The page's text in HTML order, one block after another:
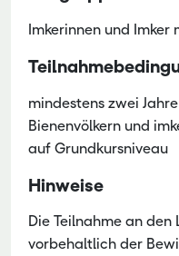
Imkerinnen und
mindestens zwei
Bienenvölkern und
auf Grundkursniveau
Hinweise
Die Teilnahme an
vorbehaltlich der